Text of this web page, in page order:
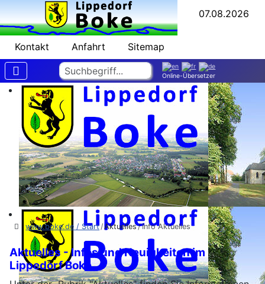
Suchen
Online-Übersetzer
Kontakt Anfahrt Sitemap
07.08.2026
www.boke.de / Start Aktuelles Info Aktuelles
Aktuelles - Infos und Neuigkeiten im
Lippedorf Boke